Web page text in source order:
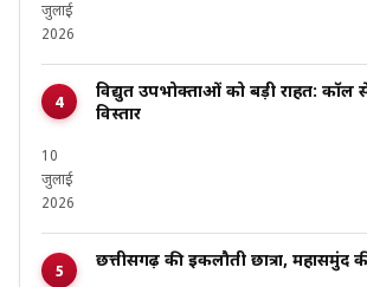
जुलाई
2026
विद्युत उपभोक्ताओं को बड़ी राहत:
विस्तार
10
जुलाई
2026
छत्तीसगढ़ की इकलौती छात्रा, महासमुंद